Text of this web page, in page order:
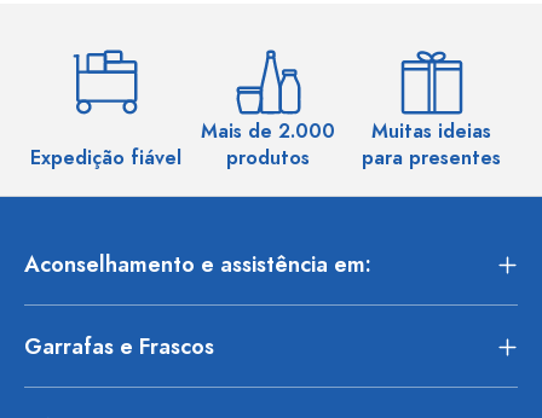
Expedição fiável
Mais de 2.000
produtos
Muitas ideias
para presentes
Aconselhamento e assistência em:
Garrafas e Frascos